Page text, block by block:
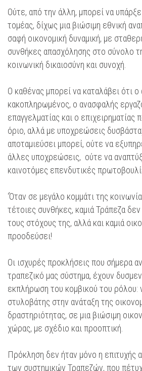
Ούτε, από την άλλη, μπορεί να
τομέας, δίχως μια βιώσιμη εθνική
σαφή οικονομική δυναμική, με
συνθήκες απασχόλησης στο σύνολο
κοινωνική δικαιοσύνη και συνοχή.
Ο καθένας μπορεί να καταλάβει ότι ο
κακοπληρωμένος, ο ανασφαλής
επαγγελματίας και ο επιχειρηματίας
όριο, αλλά με υποχρεώσεις
αποταμιεύσει μπορεί, ούτε να
άλλες υποχρεώσεις, ούτε να
καινοτόμες επενδυτικές
‘Όταν σε μεγάλο κομμάτι της
τέτοιες συνθήκες, καμιά Τράπεζα
τους στόχους της, αλλά και καμιά
προοδεύσει!
Οι ισχυρές προκλήσεις που σήμερα
τραπεζικό μας σύστημα, έχουν
εκπλήρωση του κομβικού του ρόλου:
στυλοβάτης στην ανάταξη της
δραστηριότητας, σε μια βιώσιμη
χώρας, με σχέδιο και προοπτική.
Πρόκληση δεν ήταν μόνο η επιτυχής
των συστημικών Τραπεζών, που